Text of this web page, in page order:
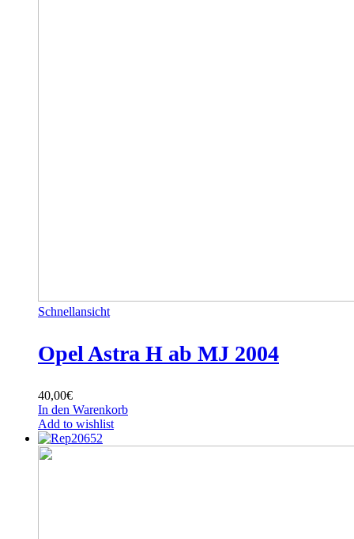
Schnellansicht
Opel Astra H ab MJ 2004
40,00€
In den Warenkorb
Add to wishlist